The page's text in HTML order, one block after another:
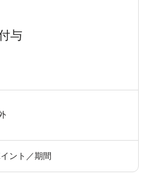
与
ント／期間